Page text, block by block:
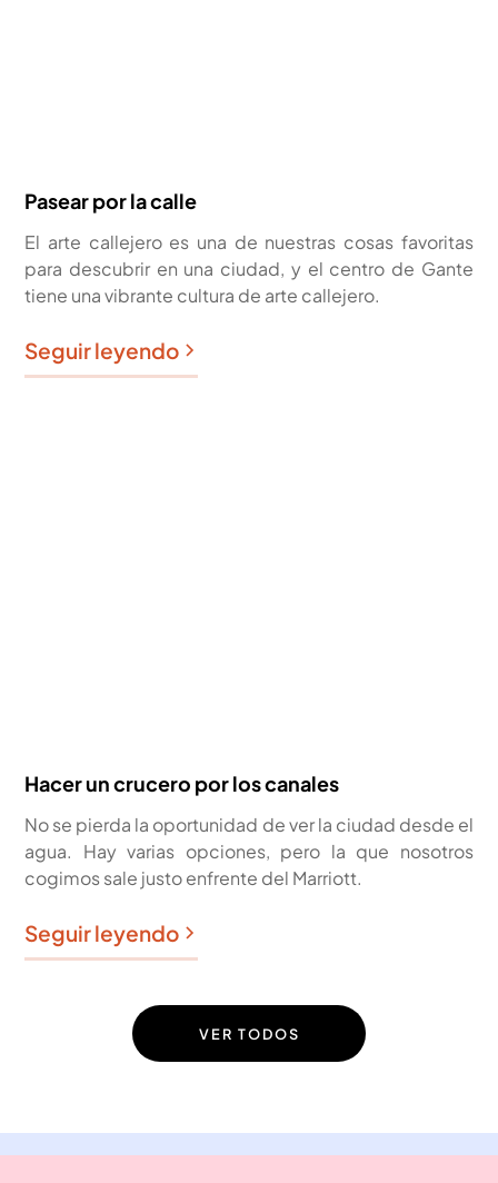
Pasear por la calle
El arte callejero es una de nuestras cosas favoritas
para descubrir en una ciudad, y el centro de Gante
tiene una vibrante cultura de arte callejero.
Seguir leyendo
Hacer un crucero por los canales
No se pierda la oportunidad de ver la ciudad desde el
agua. Hay varias opciones, pero la que nosotros
cogimos sale justo enfrente del Marriott.
Seguir leyendo
VER TODOS